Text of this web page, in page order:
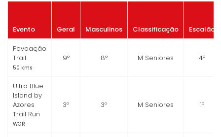
Evento Geral Masculinos Classificação Escalão
Povoação
Trail
50 kms
9º 8º M Seniores 4º
Ultra Blue
Island by
Azores
Trail Run
WGR
3º 3º M Seniores 1º